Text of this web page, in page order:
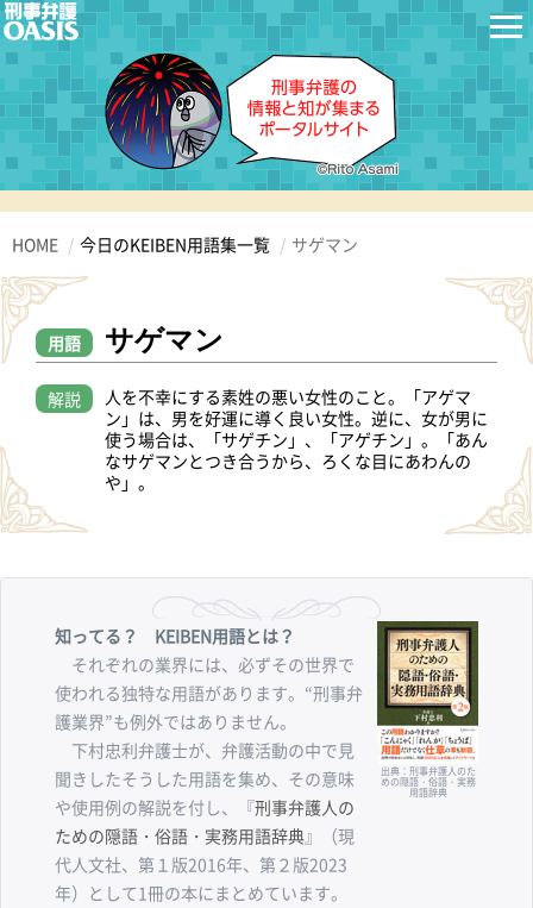
HOME 今日のKEIBEN用語集一覧 サゲマン
用語 サゲマン
解説
人を不幸にする素姓の悪い女性のこと。「アゲマ
ン」は、男を好運に導く良い女性。逆に、女が男に
使う場合は、「サゲチン」、「アゲチン」。「あん
なサゲマンとつき合うから、ろくな目にあわんの
や」。
知ってる？ KEIBEN用語とは？
それぞれの業界には、必ずその世界で
使われる独特な用語があります。“刑事弁
護業界”も例外ではありません。
下村忠利弁護士が、弁護活動の中で見
聞きしたそうした用語を集め、その意味
や使用例の解説を付し、『刑事弁護人の
ための隠語・俗語・実務用語辞典』（現
代人文社、第１版2016年、第２版2023
年）として1冊の本にまとめています。
出典：刑事弁護人のた
めの隠語・俗語・実務
用語辞典